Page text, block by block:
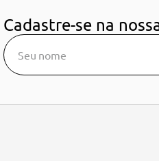
Cadastre-se na